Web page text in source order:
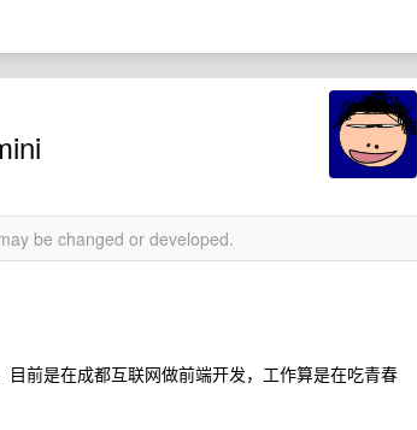
be changed or developed.
前是在成都互联网做前端开发，工作算是在吃青春